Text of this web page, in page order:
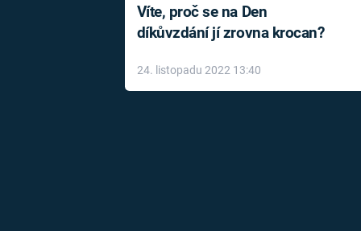
Víte, proč se na Den
díkůvzdání jí zrovna krocan?
24. listopadu 2022 13:40